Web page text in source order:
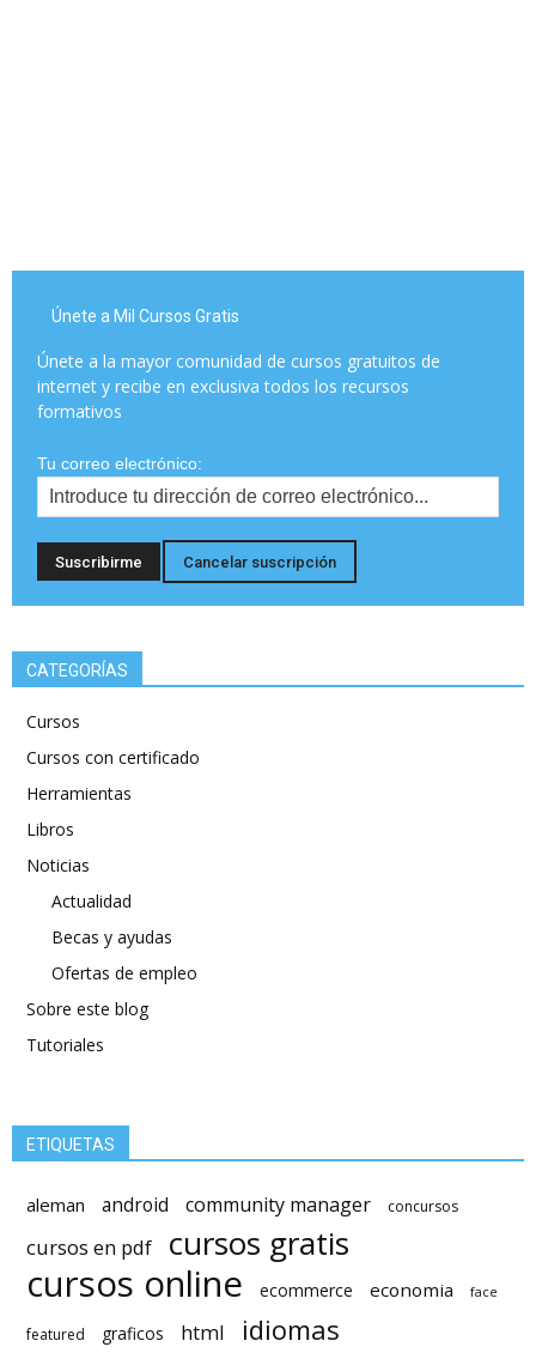
Únete a Mil Cursos Gratis
Únete a la mayor comunidad de cursos gratuitos de
internet y recibe en exclusiva todos los recursos
formativos
Tu correo electrónico:
CATEGORÍAS
Cursos
Cursos con certificado
Herramientas
Libros
Noticias
Actualidad
Becas y ayudas
Ofertas de empleo
Sobre este blog
Tutoriales
ETIQUETAS
aleman android community manager concursos
cursos en pdf cursos gratis
cursos online ecommerce economia face
featured graficos html idiomas